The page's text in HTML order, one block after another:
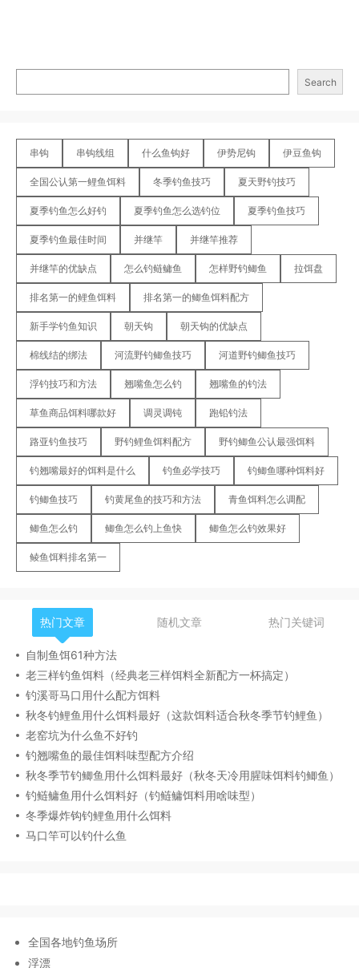
Search
串钩 串钩线组 什么鱼钩好 伊势尼钩 伊豆鱼钩
全国公认第一鲤鱼饵料 冬季钓鱼技巧 夏天野钓技巧
夏季钓鱼怎么好钓 夏季钓鱼怎么选钓位 夏季钓鱼技巧
夏季钓鱼最佳时间 并继竿 并继竿推荐
并继竿的优缺点 怎么钓鲢鳙鱼 怎样野钓鲫鱼 拉饵盘
排名第一的鲤鱼饵料 排名第一的鲫鱼饵料配方
新手学钓鱼知识 朝天钩 朝天钩的优缺点
棉线结的绑法 河流野钓鲫鱼技巧 河道野钓鲫鱼技巧
浮钓技巧和方法 翘嘴鱼怎么钓 翘嘴鱼的钓法
草鱼商品饵料哪款好 调灵调钝 跑铅钓法
路亚钓鱼技巧 野钓鲤鱼饵料配方 野钓鲫鱼公认最强饵料
钓翘嘴最好的饵料是什么 钓鱼必学技巧 钓鲫鱼哪种饵料好
钓鲫鱼技巧 钓黄尾鱼的技巧和方法 青鱼饵料怎么调配
鲫鱼怎么钓 鲫鱼怎么钓上鱼快 鲫鱼怎么钓效果好
鲮鱼饵料排名第一
热门文章 随机文章 热门关键词
自制鱼饵61种方法
老三样钓鱼饵料（经典老三样饵料全新配方一杯搞定）
钓溪哥马口用什么配方饵料
秋冬钓鲤鱼用什么饵料最好（这款饵料适合秋冬季节钓鲤鱼）
老窑坑为什么鱼不好钓
钓翘嘴鱼的最佳饵料味型配方介绍
秋冬季节钓鲫鱼用什么饵料最好（秋冬天冷用腥味饵料钓鲫鱼）
钓鲢鳙鱼用什么饵料好（钓鲢鳙饵料用啥味型）
冬季爆炸钩钓鲤鱼用什么饵料
马口竿可以钓什么鱼
全国各地钓鱼场所
浮漂